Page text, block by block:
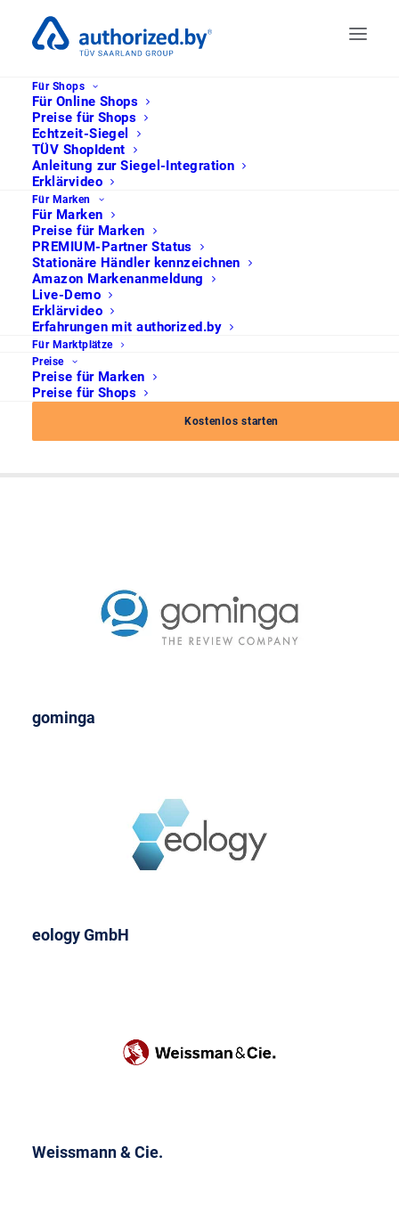
Für Shops
Für Online Shops
Preise für Shops
Echtzeit-Siegel
TÜV ShopIdent
Anleitung zur Siegel-Integration
Erklärvideo
Für Marken
Für Marken
Preise für Marken
PREMIUM-Partner Status
Stationäre Händler kennzeichnen
Amazon Markenanmeldung
Live-Demo
Erklärvideo
Erfahrungen mit authorized.by
Für Marktplätze
Preise
Preise für Marken
Preise für Shops
Kostenlos starten
Expert partner
gominga
eology GmbH
Weissmann & Cie.